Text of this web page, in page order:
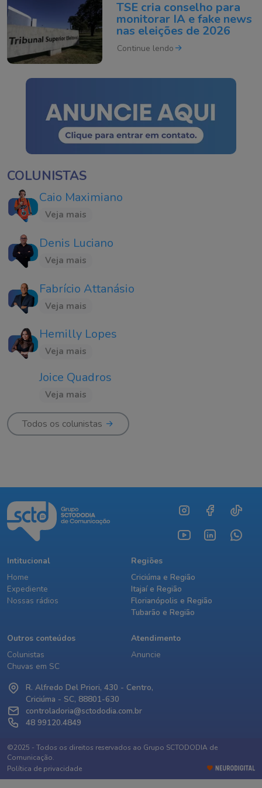
TSE cria conselho para
monitorar IA e fake news
nas eleições de 2026
Continue lendo
COLUNISTAS
Caio Maximiano
Veja mais
Denis Luciano
Veja mais
Fabrício Attanásio
Veja mais
Hemilly Lopes
Veja mais
Joice Quadros
Veja mais
Todos os colunistas
Intitucional
Home
Expediente
Nossas rádios
Regiões
Criciúma e Região
Itajaí e Região
Florianópolis e Região
Tubarão e Região
Outros conteúdos
Colunistas
Chuvas em SC
Atendimento
Anuncie
R. Alfredo Del Priori, 430 - Centro,
Criciúma - SC, 88801-630
controladoria@sctododia.com.br
48 99120.4849
©2025 - Todos os direitos reservados ao Grupo SCTODODIA de
Comunicação.
Política de privacidade